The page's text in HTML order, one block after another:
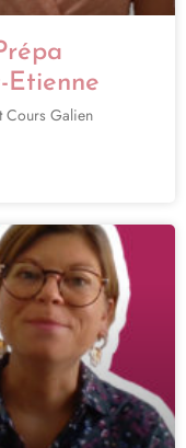
Etienne
Cours Galien